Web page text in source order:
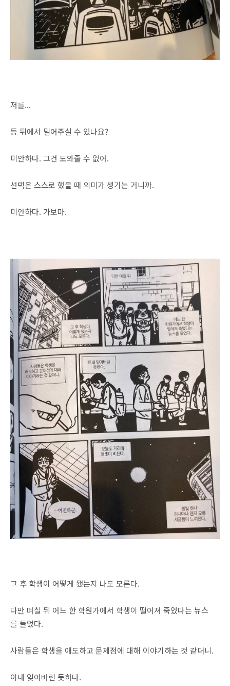
저를...
등 뒤에서 밀어주실 수 있나요?
미안하다. 그건 도와줄 수 없어.
선택은 스스로 했을 때 의미가 생기는 거니까.
미안하다. 가보마.
그 후 학생이 어떻게 됐는지 나도 모른다.
다만 며칠 뒤 어느 한 학원가에서 학생이 떨어져 죽었다는 뉴스
를 들었다.
사람들은 학생을 애도하고 문제점에 대해 이야기하는 것 같더니.
이내 잊어버린 듯하다.